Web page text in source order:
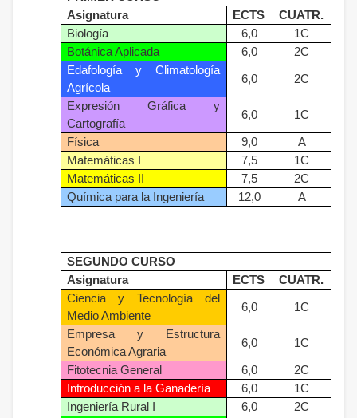
Asignatura
ECTS
CUATR.
Biología
6,0
1C
Botánica Aplicada
6,0
2C
Edafología y Climatología
Agrícola
6,0 2C
Expresión Gráfica y
Cartografía
6,0 1C
Física 9,0
A
Matemáticas I
7,5
1C
Matemáticas II
7,5
2C
Química para la Ingeniería
12,0 A
SEGUNDO CURSO
Asignatura
ECTS
CUATR.
Ciencia y Tecnología del
Medio Ambiente
6,0 1C
Empresa y Estructura
Económica Agraria
6,0 1C
Fitotecnia General 6,0
2C
Introducción a la Ganadería
6,0
1C
Ingeniería Rural I
6,0
2C